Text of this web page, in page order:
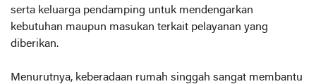
serta keluarga pendamping untuk mendengarkan
kebutuhan maupun masukan terkait pelayanan yang
diberikan.
Menurutnya, keberadaan rumah singgah sangat membantu